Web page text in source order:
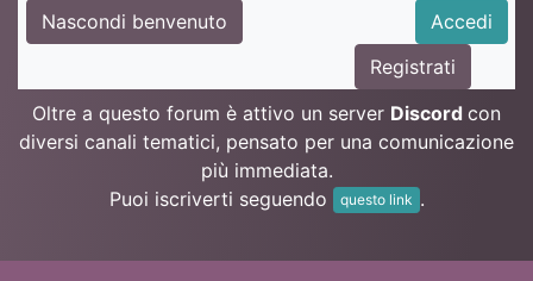
Nascondi benvenuto
Accedi
Registrati
Oltre a questo forum è attivo un server Discord con
diversi canali tematici, pensato per una comunicazione
più immediata.
Puoi iscriverti seguendo
questo link .